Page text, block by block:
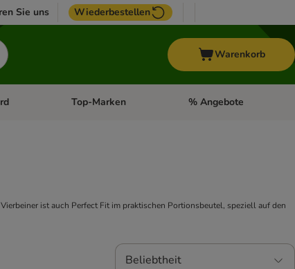
Sie uns Wiederbestellen
Warenkorb
Menü öffnen: VogelKategorie-Menü öffnen: Pferd
Top-Marken Kategorie-Menü öffnen:
% Angebote
ist auch Perfect Fit im praktischen Portionsbeutel, speziell auf den
Beliebtheit